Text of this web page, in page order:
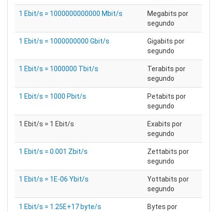
1 Ebit/s = 1000000000000 Mbit/s
Megabits por
segundo
1 Ebit/s = 1000000000 Gbit/s
Gigabits por
segundo
1 Ebit/s = 1000000 Tbit/s
Terabits por
segundo
1 Ebit/s = 1000 Pbit/s
Petabits por
segundo
1 Ebit/s = 1 Ebit/s
Exabits por
segundo
1 Ebit/s = 0.001 Zbit/s
Zettabits por
segundo
1 Ebit/s = 1E-06 Ybit/s
Yottabits por
segundo
1 Ebit/s = 1.25E+17 byte/s
Bytes por